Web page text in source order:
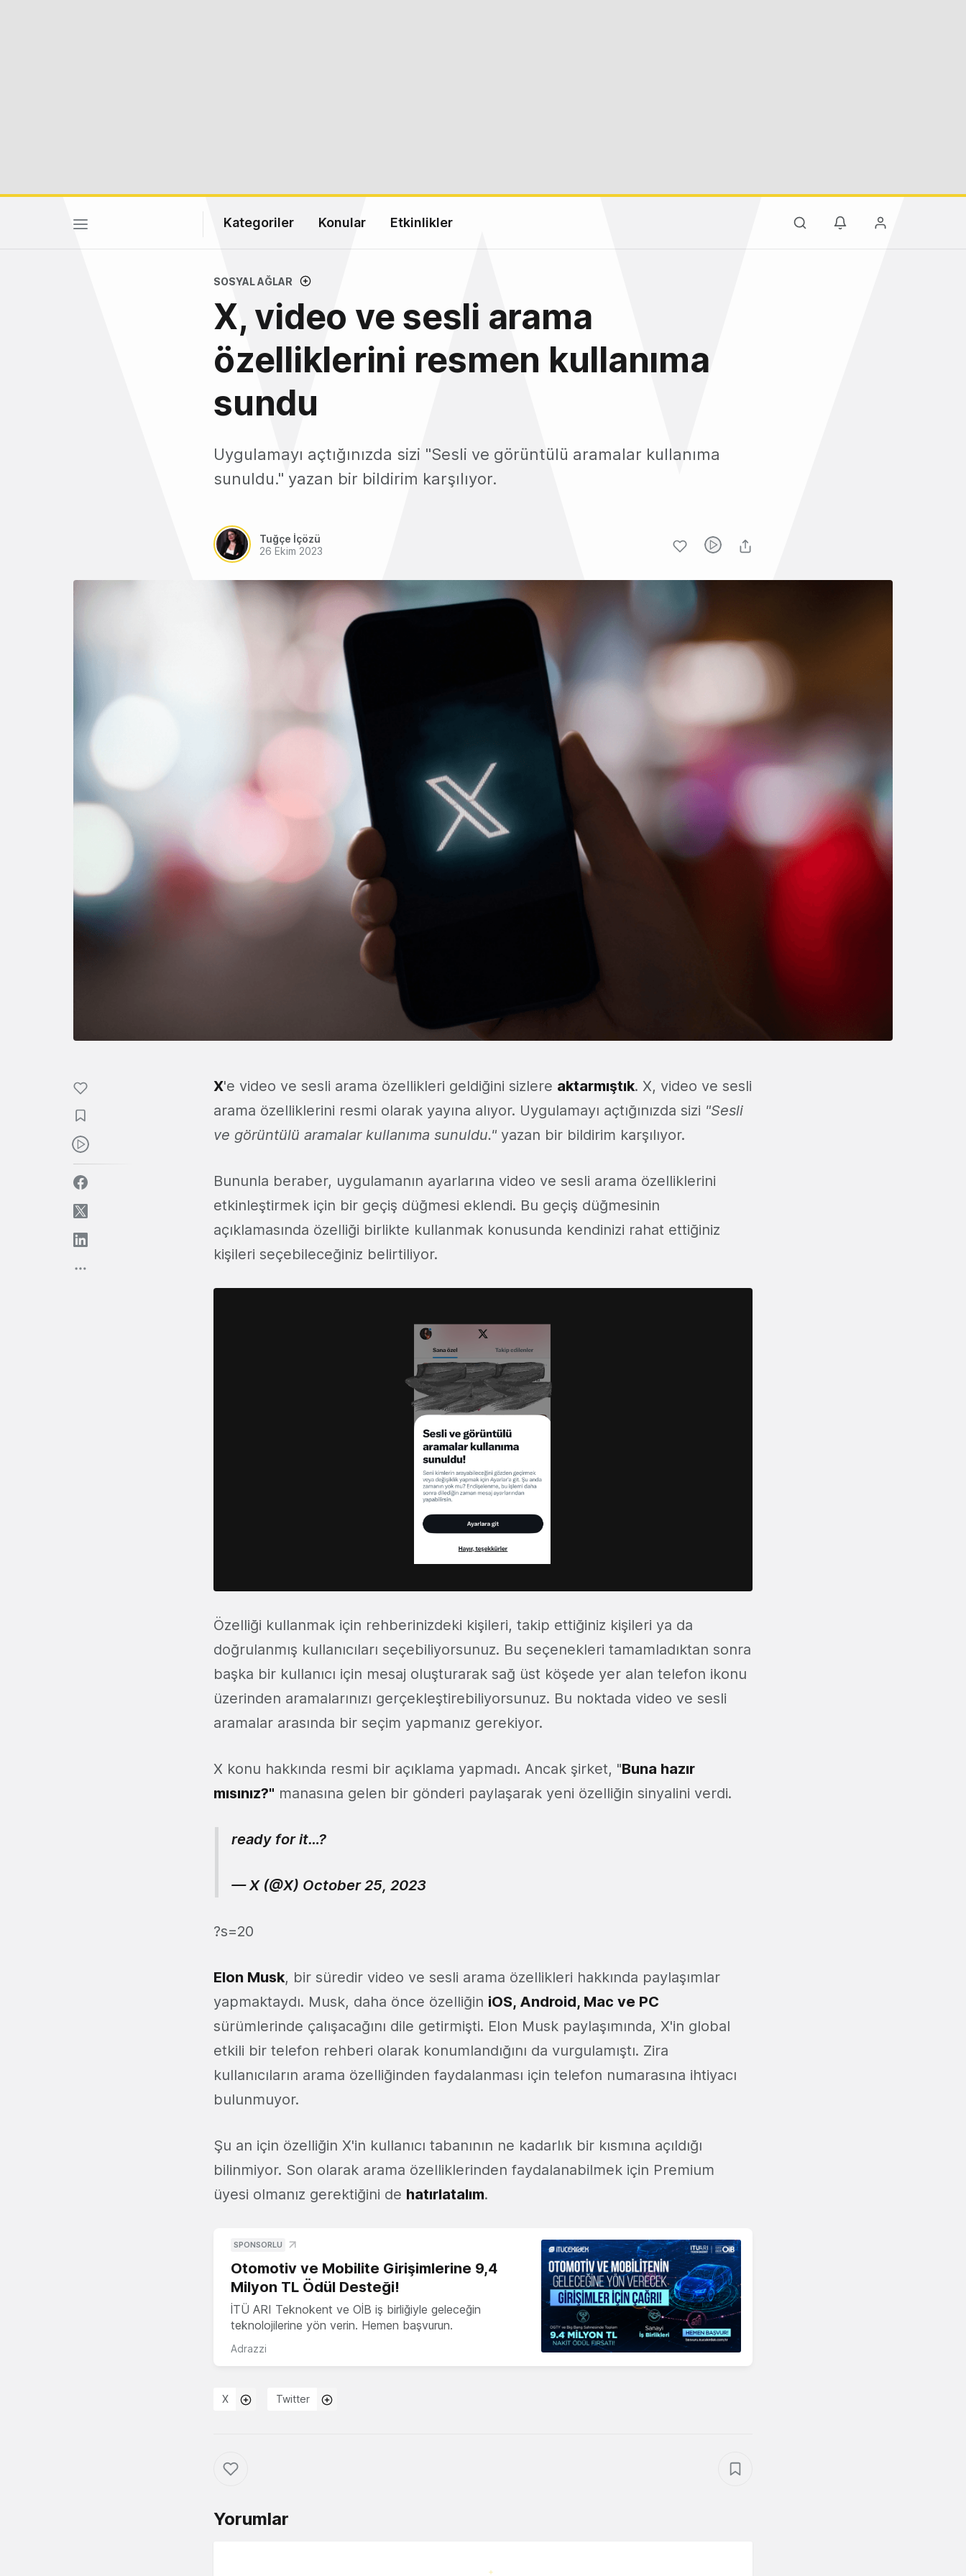
Kategoriler Konular Etkinlikler
SOSYAL AĞLAR
X, video ve sesli arama
özelliklerini resmen kullanıma
sundu
Uygulamayı açtığınızda sizi "Sesli ve görüntülü aramalar kullanıma
sunuldu." yazan bir bildirim karşılıyor.
Tuğçe İçözü
26 Ekim 2023
X'e video ve sesli arama özellikleri geldiğini sizlere aktarmıştık. X, video ve sesli
arama özelliklerini resmi olarak yayına alıyor. Uygulamayı açtığınızda sizi "Sesli
ve görüntülü aramalar kullanıma sunuldu." yazan bir bildirim karşılıyor.
Bununla beraber, uygulamanın ayarlarına video ve sesli arama özelliklerini
etkinleştirmek için bir geçiş düğmesi eklendi. Bu geçiş düğmesinin
açıklamasında özelliği birlikte kullanmak konusunda kendinizi rahat ettiğiniz
kişileri seçebileceğiniz belirtiliyor.
Özelliği kullanmak için rehberinizdeki kişileri, takip ettiğiniz kişileri ya da
doğrulanmış kullanıcıları seçebiliyorsunuz. Bu seçenekleri tamamladıktan sonra
başka bir kullanıcı için mesaj oluşturarak sağ üst köşede yer alan telefon ikonu
üzerinden aramalarınızı gerçekleştirebiliyorsunuz. Bu noktada video ve sesli
aramalar arasında bir seçim yapmanız gerekiyor.
X konu hakkında resmi bir açıklama yapmadı. Ancak şirket, "Buna hazır
mısınız?" manasına gelen bir gönderi paylaşarak yeni özelliğin sinyalini verdi.
ready for it…?
— X (@X) October 25, 2023
?s=20
Elon Musk, bir süredir video ve sesli arama özellikleri hakkında paylaşımlar
yapmaktaydı. Musk, daha önce özelliğin iOS, Android, Mac ve PC
sürümlerinde çalışacağını dile getirmişti. Elon Musk paylaşımında, X'in global
etkili bir telefon rehberi olarak konumlandığını da vurgulamıştı. Zira
kullanıcıların arama özelliğinden faydalanması için telefon numarasına ihtiyacı
bulunmuyor.
Şu an için özelliğin X'in kullanıcı tabanının ne kadarlık bir kısmına açıldığı
bilinmiyor. Son olarak arama özelliklerinden faydalanabilmek için Premium
üyesi olmanız gerektiğini de hatırlatalım.
SPONSORLU
Otomotiv ve Mobilite Girişimlerine 9,4
Milyon TL Ödül Desteği!
İTÜ ARI Teknokent ve OİB iş birliğiyle geleceğin
teknolojilerine yön verin. Hemen başvurun.
Adrazzi
X Twitter
Yorumlar